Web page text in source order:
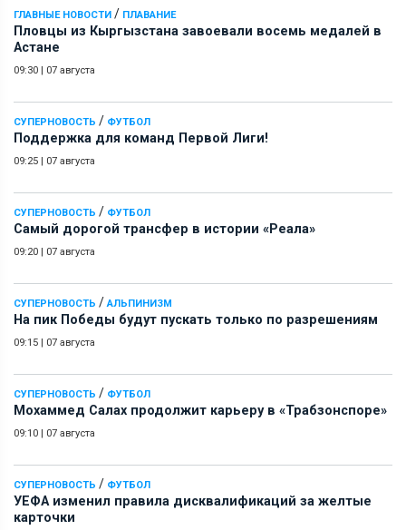
ГЛАВНЫЕ НОВОСТИ / ПЛАВАНИЕ
Пловцы из Кыргызстана завоевали восемь медалей в
Астане
09:30 07 августа
СУПЕРНОВОСТЬ / ФУТБОЛ
Поддержка для команд Первой Лиги!
09:25 07 августа
СУПЕРНОВОСТЬ / ФУТБОЛ
Самый дорогой трансфер в истории «Реала»
09:20 07 августа
СУПЕРНОВОСТЬ /АЛЬПИНИЗМ
На пик Победы будут пускать только по разрешениям
09:15 07 августа
СУПЕРНОВОСТЬ / ФУТБОЛ
Мохаммед Салах продолжит карьеру в «Трабзонспоре»
09:10 07 августа
СУПЕРНОВОСТЬ / ФУТБОЛ
УЕФА изменил правила дисквалификаций за желтые
карточки